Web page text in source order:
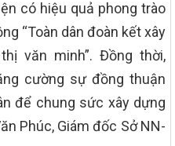
có hiệu quả phong trào
“Toàn dân đoàn kết xây
văn minh”. Đồng thời,
cường sự đồng thuận
để chung sức xây dựng
Phúc, Giám đốc Sở NN-